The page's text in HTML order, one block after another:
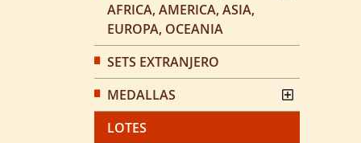
AFRICA, AMERICA, ASIA,
EUROPA, OCEANIA
SETS EXTRANJERO
MEDALLAS
LOTES